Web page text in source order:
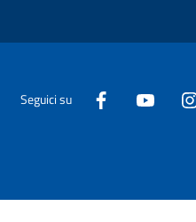
Seguici su